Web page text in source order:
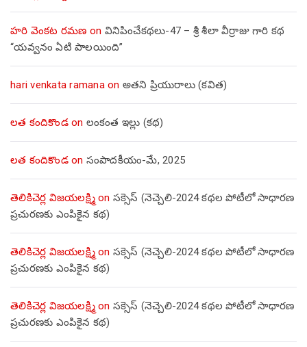
హరి వెంకట రమణ on వినిపించేకథలు-47 – శ్రీ శీలా వీర్రాజు గారి కథ
“యవ్వనం ఏటి పాలయింది”
hari venkata ramanaon అతని ప్రియురాలు (కవిత)
లత కందికొండon లంకంత ఇల్లు (కథ)
లత కందికొండon సంపాదకీయం-మే, 2025
తెలికిచెర్ల విజయలక్ష్మిon సక్సెస్ (నెచ్చెలి-2024 కథల పోటీలో సాధారణ
ప్రచురణకు ఎంపికైన కథ)
తెలికిచెర్ల విజయలక్ష్మిon సక్సెస్ (నెచ్చెలి-2024 కథల పోటీలో సాధారణ
ప్రచురణకు ఎంపికైన కథ)
తెలికిచెర్ల విజయలక్ష్మిon సక్సెస్ (నెచ్చెలి-2024 కథల పోటీలో సాధారణ
ప్రచురణకు ఎంపికైన కథ)